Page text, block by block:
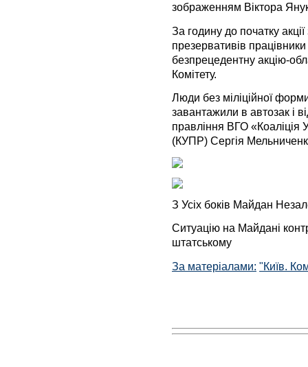
зображенням Віктора
За годину до початку
презервативів
безпрецедентну акцію-
Комітету.
Люди без міліційної
завантажили в автозак і
правління ВГО «Коаліція
(КУПР) Сергія
З Усіх боків Майдан
Ситуацію на Майдані
штатському
За матеріалами: "Київ.